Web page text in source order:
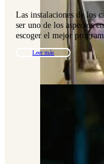
Las instalaciones de los
ser uno de los aspectos
escoger el mejor
Leer más